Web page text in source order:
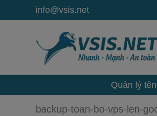
info@vsis.net
Quản lý
backup-toan-bo-vps-len-